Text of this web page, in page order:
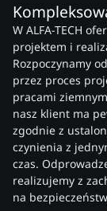
W ALFA-TECH
projektem i
Rozpoczynamy
przez proces
pracami
nasz klient ma
zgodnie z
czynienia z
czas.
realizujemy z
na